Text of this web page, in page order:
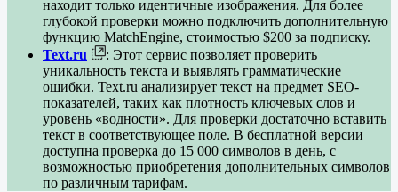
находит только идентичные изображения. Для более
глубокой проверки можно подключить дополнительную
функцию MatchEngine, стоимостью $200 за подписку.
Text.ru
: Этот сервис позволяет проверить
уникальность текста и выявлять грамматические
ошибки. Text.ru анализирует текст на предмет SEO-
показателей, таких как плотность ключевых слов и
уровень «водности». Для проверки достаточно вставить
текст в соответствующее поле. В бесплатной версии
доступна проверка до 15 000 символов в день, с
возможностью приобретения дополнительных символов
по различным тарифам.